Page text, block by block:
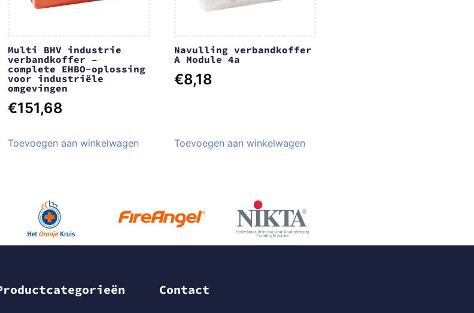
Multi BHV industrie
verbandkoffer –
complete EHBO-oplossing
voor industriële
omgevingen
€151,68
Toevoegen aan winkelwagen
Navulling verbandkoffer
A Module 4a
€8,18
Toevoegen aan winkelwagen
Contact